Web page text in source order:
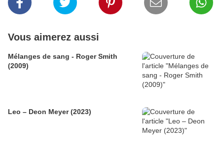
Vous aimerez aussi
Mélanges de sang - Roger Smith
(2009)
Leo – Deon Meyer (2023)